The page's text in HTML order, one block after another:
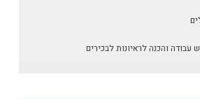
עבודה והכנה לראיונות לבכירים